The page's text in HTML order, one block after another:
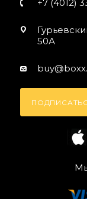
+7 (4012)
50А